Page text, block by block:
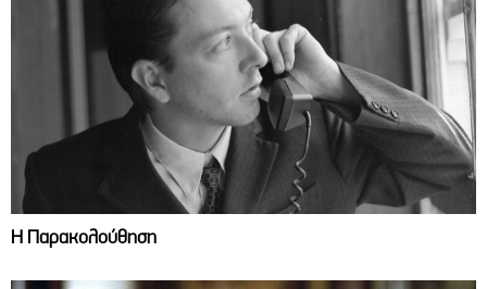
Η Παρακολούθηση